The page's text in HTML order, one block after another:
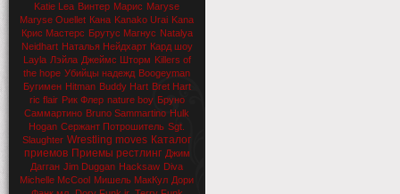
Katie Lea Винтер Марис Maryse
Maryse Ouellet Кана Kanako Urai Kana
Крис Мастерс Брутус Магнус Natalya
Neidhart Наталья Нейдхарт Кард шоу
Layla Лэйла Джеймс Шторм Killers of
the hope Убийцы надежд Boogeyman
Бугимен Hitman Buddy Hart Bret Hart
ric flair Рик Флер nature boy Бруно
Саммартино Bruno Sammartino Hulk
Hogan Сержант Потрошитель Sgt.
Slaughter Wrestling moves Каталог
приемов Приемы рестлинг Джим
Дагган Jim Duggan Hacksaw Diva
Michelle McCool Мишель МакКул Дори